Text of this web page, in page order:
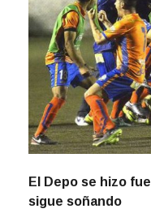
El Depo se hizo
sigue soñando